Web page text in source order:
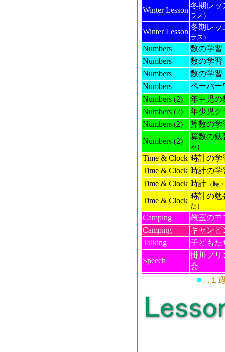
Winter Lesson
冬期レッ
ラス）
Winter Lesson
冬期レッ
ラス）
Numbers 数の学習
Numbers 数の学習
Numbers 数の学習
Numbers
ペーパー
Numbers (2)
年中児の
Numbers (2)
年少児ク
Numbers (2)
算数の学
Numbers (2)
算数の勉
ゃ）
Time & Clock 時計の学
Time & Clock 時計の学
Time & Clock 時計 （時
Time & Clock
時計の勉
た）
Camping
教室の中
Camping
キャンピ
Talking
子どもた
Speech
掛川プリ
会
■…１